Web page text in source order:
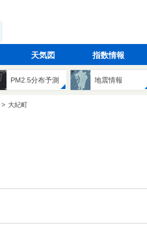
天気図 指数情報
PM2.5分布予測 地震情報
大紀町